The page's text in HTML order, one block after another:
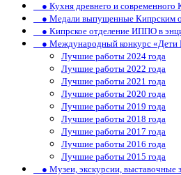
● Кухня древнего и современного
● Медали выпущенные Кипрским
● Кипрское отделение ИППО в
● Международный конкурс «Дети
Лучшие работы 2024 года
Лучшие работы 2022 года
Лучшие работы 2021 года
Лучшие работы 2020 года
Лучшие работы 2019 года
Лучшие работы 2018 года
Лучшие работы 2017 года
Лучшие работы 2016 года
Лучшие работы 2015 года
● Музеи, экскурсии, выставочные